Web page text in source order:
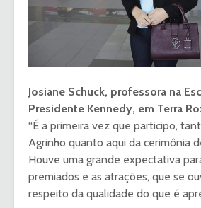
Josiane Schuck, professora na
Presidente Kennedy, em Terra
“É a primeira vez que participo,
Agrinho quanto aqui da cerimônia
Houve uma grande expectativa
premiados e as atrações, que se
respeito da qualidade do que é